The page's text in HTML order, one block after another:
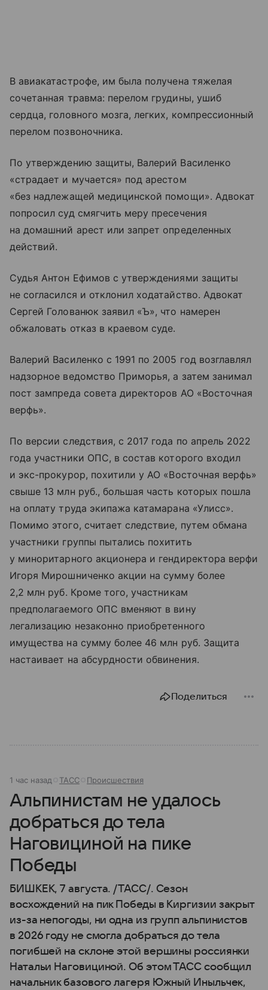
В авиакатастрофе, им была получена тяжелая
сочетанная травма: перелом грудины, ушиб
сердца, головного мозга, легких, компрессионный
перелом позвоночника.
По утверждению защиты, Валерий Василенко
«страдает и мучается» под арестом
«без надлежащей медицинской помощи». Адвокат
попросил суд смягчить меру пресечения
на домашний арест или запрет определенных
действий.
Судья Антон Ефимов с утверждениями защиты
не согласился и отклонил ходатайство. Адвокат
Сергей Голованюк заявил «Ъ», что намерен
обжаловать отказ в краевом суде.
Валерий Василенко с 1991 по 2005 год возглавлял
надзорное ведомство Приморья, а затем занимал
пост зампреда совета директоров АО «Восточная
верфь».
По версии следствия, с 2017 года по апрель 2022
года участники ОПС, в состав которого входил
и экс-прокурор, похитили у АО «Восточная верфь»
свыше 13 млн руб., большая часть которых пошла
на оплату труда экипажа катамарана «Улисс».
Помимо этого, считает следствие, путем обмана
участники группы пытались похитить
у миноритарного акционера и гендиректора верфи
Игоря Мирошниченко акции на сумму более
2,2 млн руб. Кроме того, участникам
предполагаемого ОПС вменяют в вину
легализацию незаконно приобретенного
имущества на сумму более 46 млн руб. Защита
настаивает на абсурдности обвинения.
Поделиться
1 час назад ТАСС Происшествия
Альпинистам не удалось
добраться до тела
Наговициной на пике
Победы
БИШКЕК, 7 августа. /ТАСС/. Сезон
восхождений на пик Победы в Киргизии закрыт
из-за непогоды, ни одна из групп альпинистов
в 2026 году не смогла добраться до тела
погибшей на склоне этой вершины россиянки
Натальи Наговициной. Об этом ТАСС сообщил
начальник базового лагеря Южный Иныльчек,